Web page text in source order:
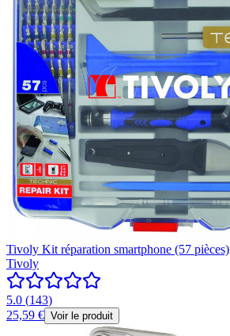
Tivoly Kit réparation smartphone (57 pièces)
Tivoly
5.0 (143)
25,59 € Voir le produit